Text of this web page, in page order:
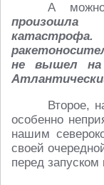
А
не вышел
Второе,
особенно
нашим
своей
перед запуском